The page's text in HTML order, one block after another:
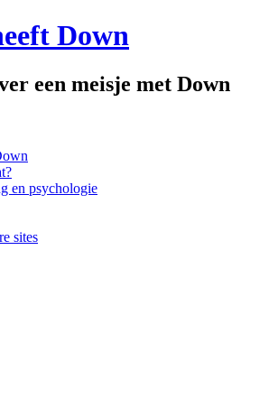
Down
een meisje met Down
en psychologie
sites